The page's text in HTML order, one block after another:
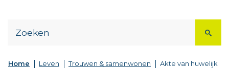
Home Leven Trouwen & samenwonen Akte van huwelijk